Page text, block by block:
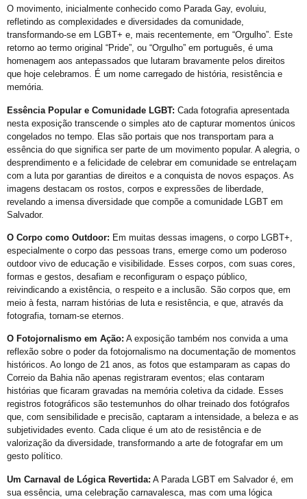
Orgulho em Movimento
Barra e Ondina Recebem 21º Orgulho LGBT
Premiação
Workshop
Defenda-se
Mudança no Circuito do 21º Orgulho LGBT da Bahia: Decisão após Reunião com Autoridades
I Fantasia PetLove do Orgulho
Salvador Capital do Orgulho
Apenas Um Passo
Bastidores da Campanha Oficial do 21º Orgulho LGBT+ Bahia
Salvador é Destaque em Mapeamento Nacional de Políticas LGBT+
Free City Tour LGBT
Reunião de Organização d0 21º Orgulho
São Tibira do Maranhão
Salvador: Capital do Orgulho
O movimento, inicialmente conhecido como Parada Gay, evoluiu,
refletindo as complexidades e diversidades da comunidade,
transformando-se em LGBT+ e, mais recentemente, em “Orgulho”. Este
retorno ao termo original “Pride”, ou “Orgulho” em português, é uma
homenagem aos antepassados que lutaram bravamente pelos direitos
que hoje celebramos. É um nome carregado de história, resistência e
memória.
Essência Popular e Comunidade LGBT: Cada fotografia apresentada
nesta exposição transcende o simples ato de capturar momentos únicos
congelados no tempo. Elas são portais que nos transportam para a
essência do que significa ser parte de um movimento popular. A alegria, o
desprendimento e a felicidade de celebrar em comunidade se entrelaçam
com a luta por garantias de direitos e a conquista de novos espaços. As
imagens destacam os rostos, corpos e expressões de liberdade,
revelando a imensa diversidade que compõe a comunidade LGBT em
Salvador.
O Corpo como Outdoor: Em muitas dessas imagens, o corpo LGBT+,
especialmente o corpo das pessoas trans, emerge como um poderoso
outdoor vivo de educação e visibilidade. Esses corpos, com suas cores,
formas e gestos, desafiam e reconfiguram o espaço público,
reivindicando a existência, o respeito e a inclusão. São corpos que, em
meio à festa, narram histórias de luta e resistência, e que, através da
fotografia, tornam-se eternos.
O Fotojornalismo em Ação: A exposição também nos convida a uma
reflexão sobre o poder da fotojornalismo na documentação de momentos
históricos. Ao longo de 21 anos, as fotos que estamparam as capas do
Correio da Bahia não apenas registraram eventos; elas contaram
histórias que ficaram gravadas na memória coletiva da cidade. Esses
registros fotográficos são testemunhos do olhar treinado dos fotógrafos
que, com sensibilidade e precisão, captaram a intensidade, a beleza e as
subjetividades evento. Cada clique é um ato de resistência e de
valorização da diversidade, transformando a arte de fotografar em um
gesto político.
Um Carnaval de Lógica Revertida: A Parada LGBT em Salvador é, em
sua essência, uma celebração carnavalesca, mas com uma lógica